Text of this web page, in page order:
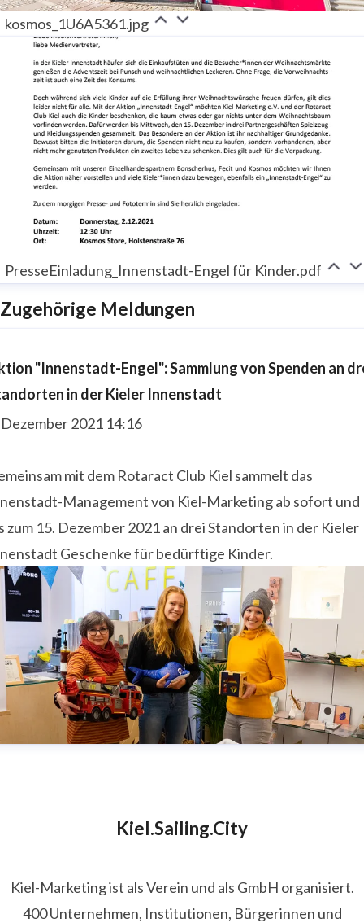
kosmos_1U6A5361.jpg
PresseEinladung_Innenstadt-Engel für Kinder.pdf
Zugehörige Meldungen
"Innenstadt-Engel": Sammlung von Spenden an
in der Kieler Innenstadt
2021 14:16
mit dem Rotaract Club Kiel sammelt das
Management von Kiel-Marketing ab sofort und
zum 15. Dezember 2021 an drei Standorten in der Kieler
Geschenke für bedürftige Kinder.
Kiel.Sailing.City
Kiel-Marketing ist als Verein und als GmbH organisiert.
400 Unternehmen, Institutionen, Bürgerinnen und